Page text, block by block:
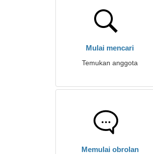
Mulai mencari
Temukan anggota
Memulai obrolan